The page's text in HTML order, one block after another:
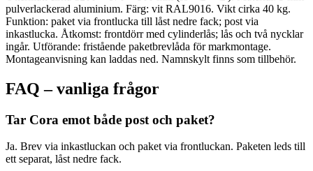
pulverlackerad aluminium. Färg: vit RAL9016. Vikt cirka 40 kg.
Funktion: paket via frontlucka till låst nedre fack; post via
inkastlucka. Åtkomst: frontdörr med cylinderlås; lås och två nycklar
ingår. Utförande: fristående paketbrevlåda för markmontage.
Montageanvisning kan laddas ned. Namnskylt finns som tillbehör.
FAQ – vanliga frågor
Tar Cora emot både post och paket?
Ja. Brev via inkastluckan och paket via frontluckan. Paketen leds till
ett separat, låst nedre fack.